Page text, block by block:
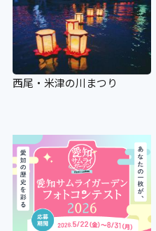
西尾・米津の川まつり